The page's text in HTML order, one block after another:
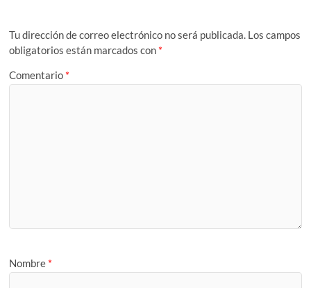
Tu dirección de correo electrónico no será publicada. Los campos
obligatorios están marcados con *
Comentario *
Nombre *